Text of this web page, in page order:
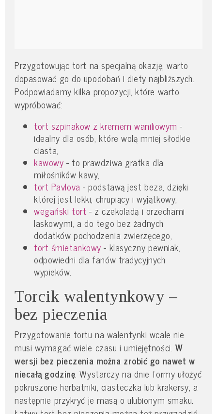
Przygotowując tort na specjalną okazję, warto
dopasować go do upodobań i diety najbliższych.
Podpowiadamy kilka propozycji, które warto
wypróbować:
tort szpinakow z kremem waniliowym -
idealny dla osób, które wolą mniej słodkie
ciasta,
kawowy - to prawdziwa gratka dla
miłośników kawy,
tort Pavlova - podstawą jest beza, dzięki
której jest lekki, chrupiący i wyjątkowy,
wegański tort - z czekoladą i orzechami
laskowymi, a do tego bez żadnych
dodatków pochodzenia zwierzęcego,
tort śmietankowy - klasyczny pewniak,
odpowiedni dla fanów tradycyjnych
wypieków.
Torcik walentynkowy –
bez pieczenia
Przygotowanie tortu na walentynki wcale nie
musi wymagać wiele czasu i umiejętności. W
wersji bez pieczenia można zrobić go nawet w
niecałą godzinę. Wystarczy na dnie formy ułożyć
pokruszone herbatniki, ciasteczka lub krakersy, a
następnie przykryć je masą o ulubionym smaku.